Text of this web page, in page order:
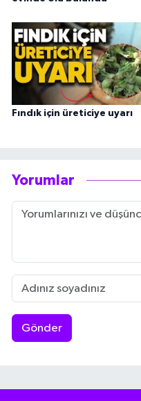
Fındık için üreticiye uyarı
Yorumlar
Gönder